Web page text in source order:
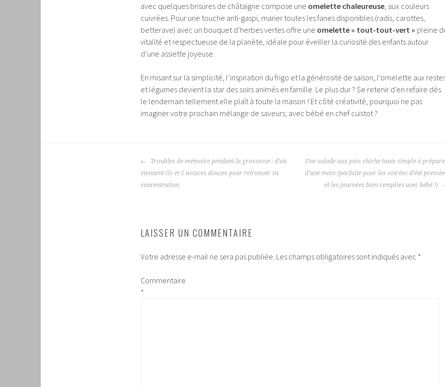
avec quelques brisures de châtaigne compose une omelette chaleureuse , aux couleurs
cuivrées. Pour une touche anti-gaspi, marier toutes les fanes disponibles (radis, carottes,
betterave) avec un bouquet d’herbes vertes offre une omelette « tout-tout-vert » pleine
vitalité et respectueuse de la planète, idéale pour éveiller la curiosité des enfants autour
d’une assiette joyeuse.
En misant sur la simplicité, l’inspiration du frigo et la générosité de saison, l’omelette aux
et légumes devient la star des soirs animés en famille. Le plus dur ? Se retenir d’en refaire dès
le lendemain tellement elle plaît à toute la maison ! Et côté créativité, pourquoi ne pas
imaginer votre prochain mélange de saveurs, avec bébé en chef cuistot ?
NAVIGATION
DES
ARTICLES
Troubles de mémoire pendant la grossesse : d’où
viennent-ils et 5 astuces douces pour retrouver sa
concentration
Une salade aux pois chiche toute simple à
d’une main (parfaite pour les soirées d’été
et les journées bien remplies avec bébé !)
LAISSER UN COMMENTAIRE
Votre adresse e-mail ne sera pas publiée. Les champs obligatoires sont indiqués avec *
Commentaire
*